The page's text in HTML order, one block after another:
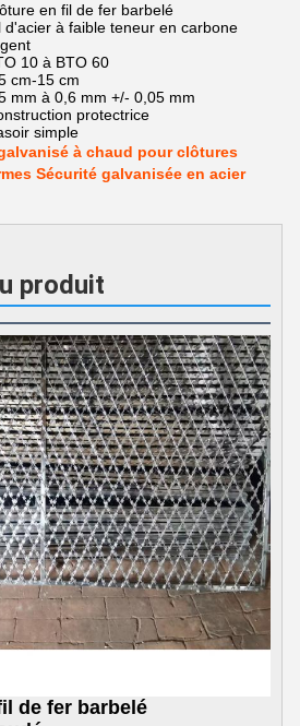
en fil de fer barbelé
d'acier à faible teneur en carbone
10 à BTO 60
cm-15 cm
mm à 0,6 mm +/- 0,05 mm
protectrice
simple
à chaud pour clôtures
Sécurité galvanisée en acier
produit
de fer barbelé